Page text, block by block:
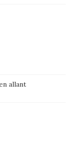
allant